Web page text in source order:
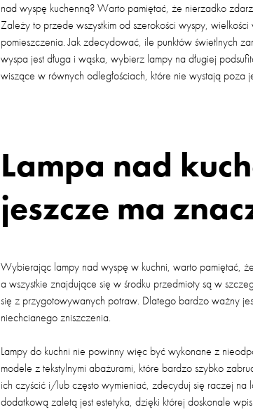
nad wyspę kuchenną? Warto pamiętać, że nierzadko
Zależy to przede wszystkim od szerokości wyspy,
pomieszczenia. Jak zdecydować, ile punktów świetlnych
wyspa jest długa i wąska, wybierz lampy na długiej
wiszące w równych odległościach, które nie wystają poza
Lampa nad
jeszcze ma
Wybierając lampy nad wyspę w kuchni, warto pamiętać,
a wszystkie znajdujące się w środku przedmioty są w
się z przygotowywanych potraw. Dlatego bardzo ważny
niechcianego zniszczenia.
Lampy do kuchni nie powinny więc być wykonane z
modele z tekstylnymi abażurami, które bardzo szybko
ich czyścić i/lub często wymieniać, zdecyduj się raczej na
dodatkową zaletą jest estetyka, dzięki której doskonale